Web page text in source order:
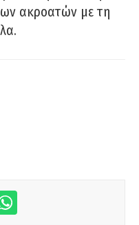
ακροατών με τη